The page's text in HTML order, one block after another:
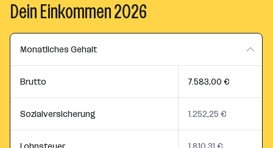
Dein Einkommen 2026
Monatliches Gehalt
Brutto 7.583,00 €
Sozialversicherung 1.252,25 €